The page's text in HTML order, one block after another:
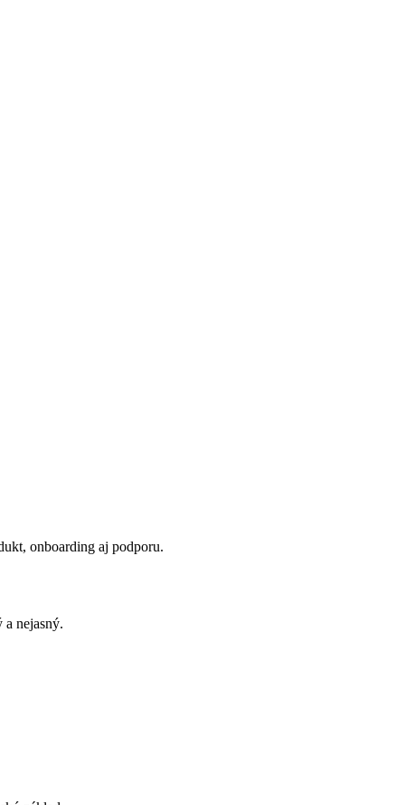
onboarding aj podporu.
nejasný.